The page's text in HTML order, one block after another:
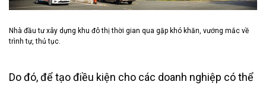
Nhà đầu tư xây dựng khu đô thị thời gian qua gặp khó khăn, vướng mắc về
trình tự, thủ tục.
Do đó, để tạo điều kiện cho các doanh nghiệp có thể